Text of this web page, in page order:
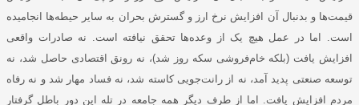
قیمت‌ها و بدنبال آن افزایش نرخ ارز و گسترش بحران به سایر حیطه‌ها انجامیده
است. اما در عمل هیچ یک از وعده‌ها تحقق نیافته است. نه صادرات واقعی
افزایش یافت (بلکه خام‌فروشی سکه روز شد)، نه رونق اقتصادی حاصل شد، نه
توسعه صنعتی پدید آمد، نه از رانت‌جویی کاسته شد، نه فساد مهار شد و نه رفاه
مردم افزایش یافت. اما از طرف دیگر همه جامعه در تله این دور باطل گرفتار